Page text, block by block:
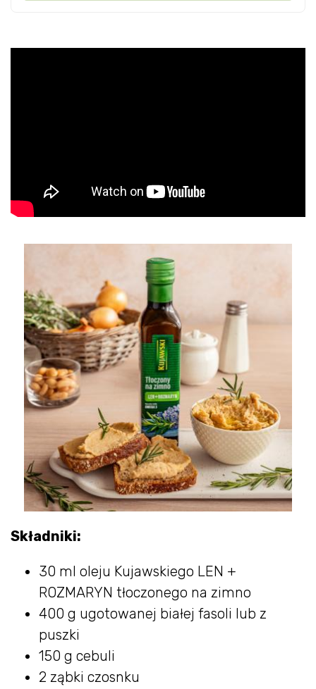
Składniki:
30 ml oleju Kujawskiego LEN +
ROZMARYN tłoczonego na zimno
400 g ugotowanej białej fasoli lub z
puszki
150 g cebuli
2 ząbki czosnku